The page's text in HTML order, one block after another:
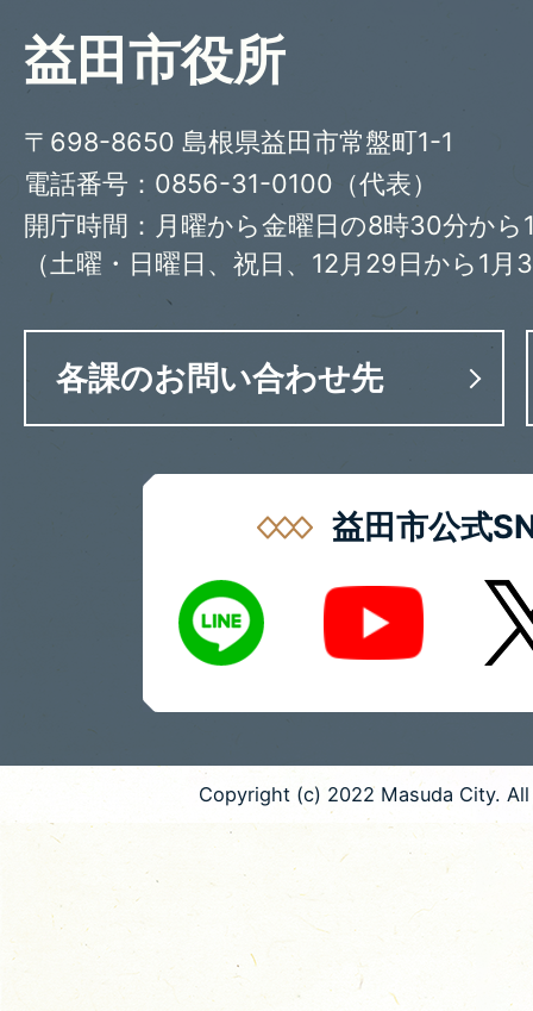
益田市役所
〒698-8650 島根県益田市常盤町1-1
電話番号：0856-31-0100（代表）
開庁時間：月曜から金曜日の8時30分から
（土曜・日曜日、祝日、12月29日から1月
各課のお問い合わせ先
益田市公式
LINE
Youtube X
Copyright (c) 2022 Masuda City.